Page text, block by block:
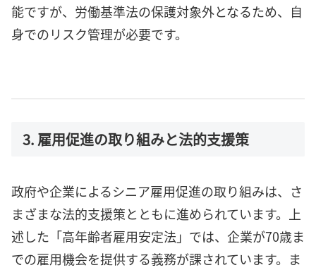
能ですが、労働基準法の保護対象外となるため、自
身でのリスク管理が必要です。
3. 雇用促進の取り組みと法的支援策
政府や企業によるシニア雇用促進の取り組みは、さ
まざまな法的支援策とともに進められています。上
述した「高年齢者雇用安定法」では、企業が70歳ま
での雇用機会を提供する義務が課されています。ま